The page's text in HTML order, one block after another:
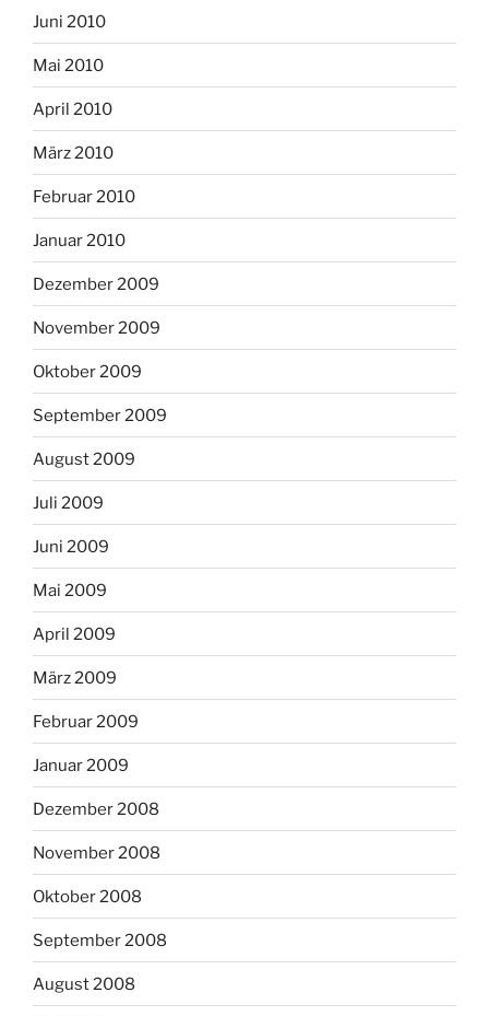
Juni 2010
Mai 2010
April 2010
März 2010
Februar 2010
Januar 2010
Dezember 2009
November 2009
Oktober 2009
September 2009
August 2009
Juli 2009
Juni 2009
Mai 2009
April 2009
März 2009
Februar 2009
Januar 2009
Dezember 2008
November 2008
Oktober 2008
September 2008
August 2008